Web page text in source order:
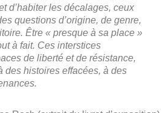
d’habiter les décalages, ceux
questions d’origine, de genre,
Être « presque à sa place »
à fait. Ces interstices
de liberté et de résistance,
des histoires effacées, à des